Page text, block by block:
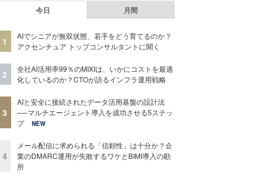
今日 月間
1
AIでシニアが無双状態、若手をどう育てるのか？
アクセンチュア トップコンサルタントに聞く
2
全社AI活用率99％のMIXIは、いかにコストを最適
化しているのか？CTOが語るインフラ運用戦略
3
AIと安全に接続されたデータ活用基盤の設計法
──マルチエージェント導入を成功させる5ステッ
プ
NEW
4
メール配信に求められる「信頼性」は十分か？企
業のDMARC運用が失敗するワケとBIMI導入の勘
所